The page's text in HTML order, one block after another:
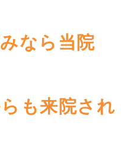
なら当院
も来院され